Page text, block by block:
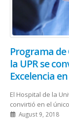
Programa
la UPR se
Excelencia
El Hospital de la
convirtió en el
August 9, 2018